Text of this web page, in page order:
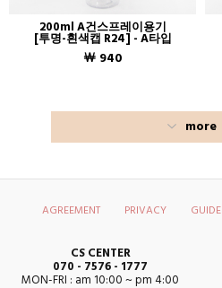
200ml A건스프레이용기
[투명-흰색캡 R24] - A타입
￦ 940
more
AGREEMENT PRIVACY GUIDE
CS CENTER
070 - 7576 - 1777
MON-FRI : am 10:00 ~ pm 4:00